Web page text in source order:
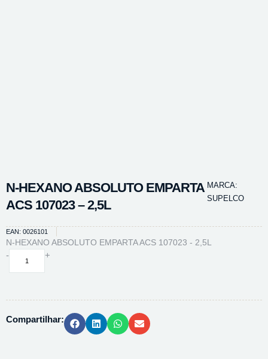
N-HEXANO ABSOLUTO EMPARTA
ACS 107023 – 2,5L
MARCA:
SUPELCO
EAN: 0026101
N-HEXANO ABSOLUTO EMPARTA ACS 107023 - 2,5L
-
N-
107023
+
Compartilhar: